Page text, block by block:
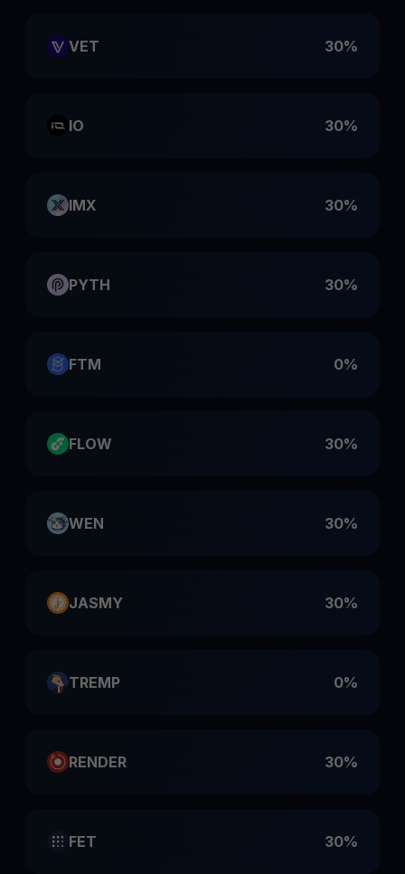
VET 30%
IO 30%
IMX 30%
PYTH 30%
FTM 0%
FLOW 30%
WEN 30%
JASMY 30%
TREMP 0%
RENDER 30%
FET 30%